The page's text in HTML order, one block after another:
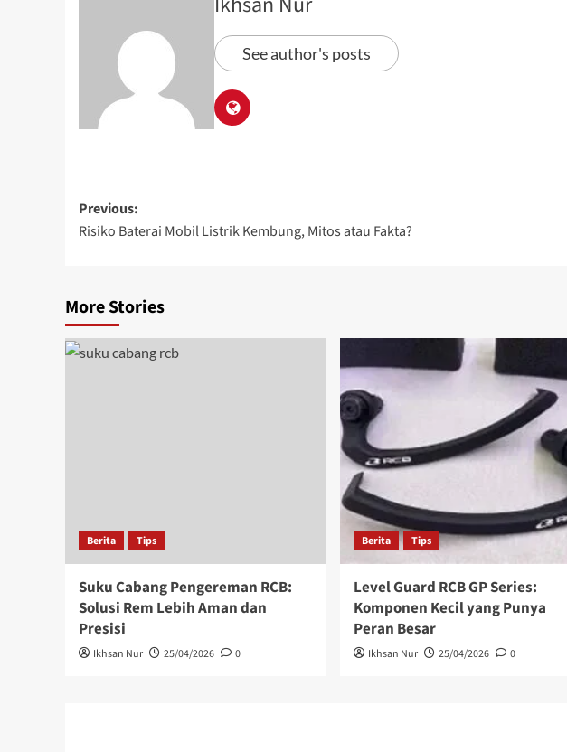
See author's posts
Previous:
Risiko Baterai Mobil Listrik Kembung, Mitos atau Fakta?
More Stories
Berita Tips
Suku Cabang Pengereman RCB:
Solusi Rem Lebih Aman dan
Presisi
Ikhsan Nur 25/04/2026 0
Berita Tips
Level Guard RCB GP Series:
Komponen Kecil yang Punya
Peran Besar
Ikhsan Nur 25/04/2026 0